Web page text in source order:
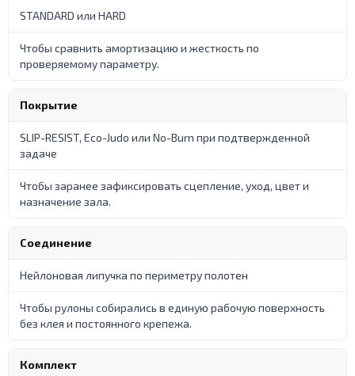
STANDARD или HARD
Чтобы сравнить амортизацию и жесткость по
проверяемому параметру.
Покрытие
SLIP-RESIST, Eco-Judo или No-Burn при подтвержденной
задаче
Чтобы заранее зафиксировать сцепление, уход, цвет и
назначение зала.
Соединение
Нейлоновая липучка по периметру полотен
Чтобы рулоны собирались в единую рабочую поверхность
без клея и постоянного крепежа.
Комплект